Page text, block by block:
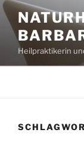
Zum
Inhalt
springen
Heilpraktikerin